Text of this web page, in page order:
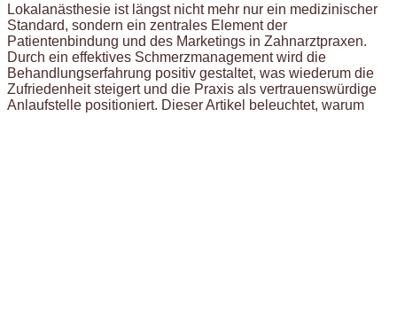
Lokalanästhesie ist längst nicht mehr nur ein medizinischer
Standard, sondern ein zentrales Element der
Patientenbindung und des Marketings in Zahnarztpraxen.
Durch ein effektives Schmerzmanagement wird die
Behandlungserfahrung positiv gestaltet, was wiederum die
Zufriedenheit steigert und die Praxis als vertrauenswürdige
Anlaufstelle positioniert. Dieser Artikel beleuchtet, warum